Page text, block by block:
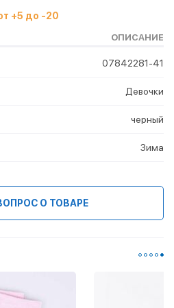
+5 до -20
ОПИСАНИЕ
07842281-41
Девочки
черный
Зима
О ТОВАРЕ